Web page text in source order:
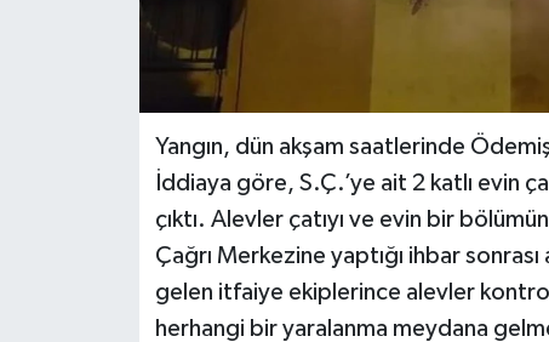
Yangın, dün akşam saatlerinde
İddiaya göre, S.Ç.’ye ait 2 katlı evin
çıktı. Alevler çatıyı ve evin bir
Çağrı Merkezine yaptığı ihbar
gelen itfaiye ekiplerince alevler
herhangi bir yaralanma meydana